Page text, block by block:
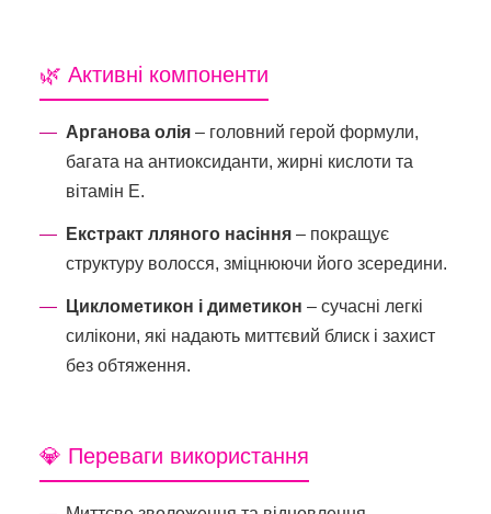
🌿 Активні компоненти
Арганова олія – головний герой формули,
багата на антиоксиданти, жирні кислоти та
вітамін E.
Екстракт лляного насіння – покращує
структуру волосся, зміцнюючи його зсередини.
Циклометикон і диметикон – сучасні легкі
силікони, які надають миттєвий блиск і захист
без обтяження.
💎 Переваги використання